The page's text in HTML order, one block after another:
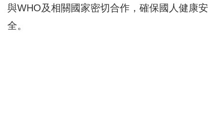
與WHO及相關國家密切合作，確保國人健康安
全。